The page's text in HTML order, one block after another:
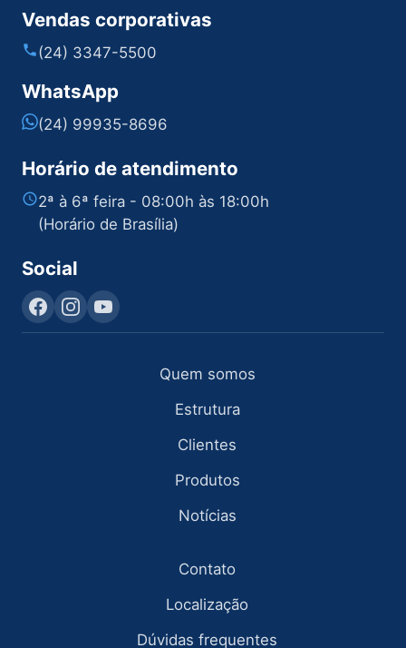
Vendas corporativas
(24) 3347-5500
WhatsApp
(24) 99935-8696
Horário de atendimento
2ª à 6ª feira - 08:00h às 18:00h
(Horário de Brasília)
Social
Quem somos
Estrutura
Clientes
Produtos
Notícias
Contato
Localização
Dúvidas frequentes